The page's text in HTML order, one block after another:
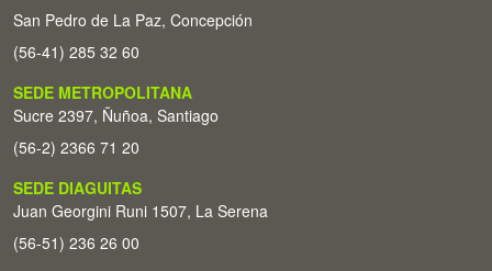
San Pedro de La Paz, Concepción
(56-41) 285 32 60
SEDE METROPOLITANA
Sucre 2397, Ñuñoa, Santiago
(56-2) 2366 71 20
SEDE DIAGUITAS
Juan Georgini Runi 1507, La Serena
(56-51) 236 26 00